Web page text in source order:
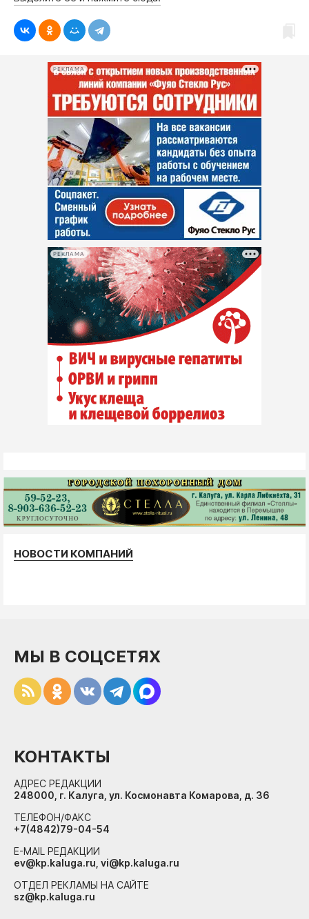
РЕКЛАМА
РЕКЛАМА
НОВОСТИ КОМПАНИЙ
МЫ В СОЦСЕТЯХ
КОНТАКТЫ
АДРЕС РЕДАКЦИИ
248000, г. Калуга, ул. Космонавта Комарова, д. 36
ТЕЛЕФОН/ФАКС
+7(4842)79-04-54
E-MAIL РЕДАКЦИИ
ev@kp.kaluga.ru, vi@kp.kaluga.ru
ОТДЕЛ РЕКЛАМЫ НА САЙТЕ
sz@kp.kaluga.ru